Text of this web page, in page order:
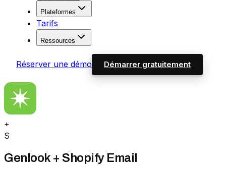
Plateformes
Tarifs
Ressources
Réserver une démo Démarrer gratuitement
+
S
Genlook + Shopify Email